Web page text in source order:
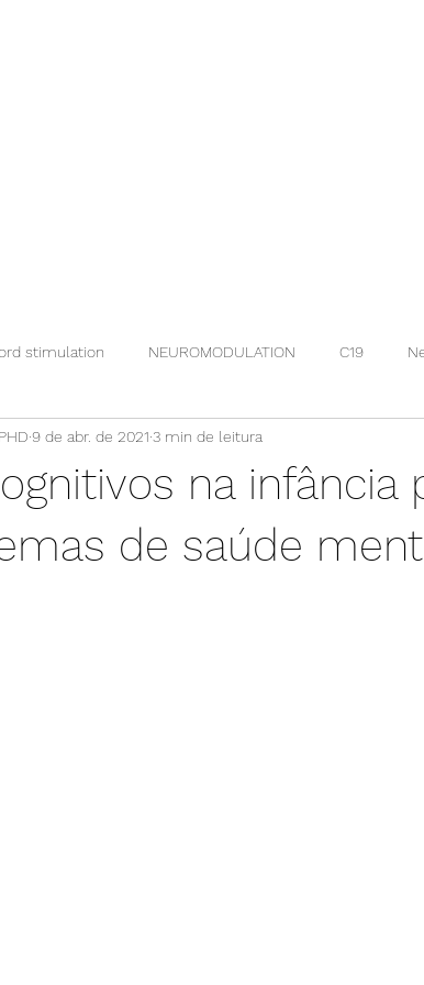
stimulation NEUROMODULATION C19
na infância
de saúde
9 de abr. de 2021 3 min de leitura